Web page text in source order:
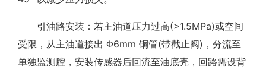
引油路安装：若主油道压力过高(>1.5MPa)或空间
受限，从主油道接出 Φ6mm 铜管(带截止阀)，分流至
单独监测腔，安装传感器后回流至油底壳，回路需设背